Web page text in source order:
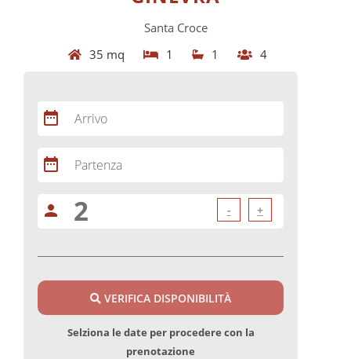
Santa Croce
35 mq
1 1 4
date_range Arrivo
date_range Partenza
person - +
VERIFICA DISPONIBILITÀ
Selziona le date per procedere con la
prenotazione